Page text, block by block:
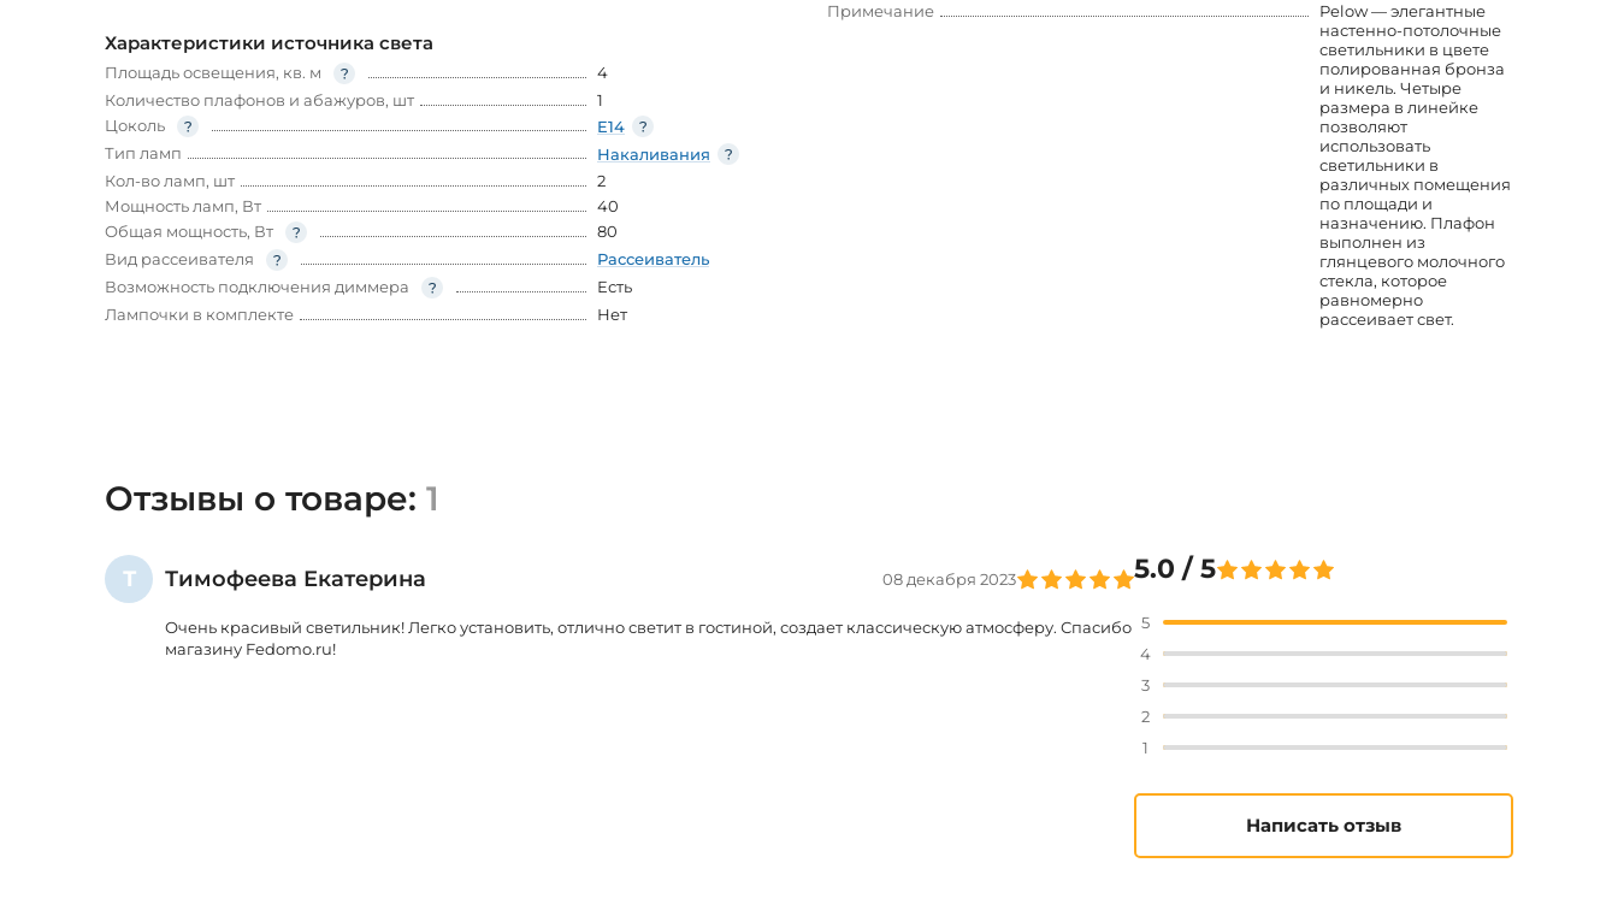
Характеристики источника света
Площадь освещения, кв. м
4
Количество плафонов и абажуров, шт
1
Цоколь
E14
Тип ламп
Накаливания
Кол-во ламп, шт
2
Мощность ламп, Вт
40
Общая мощность, Вт
80
Вид рассеивателя
Рассеиватель
Возможность подключения диммера
Есть
Лампочки в комплекте
Нет
Примечание
Pelow — элегантные
настенно-потолочные
светильники в цвете
полированная бронза
и никель. Четыре
размера в линейке
позволяют
использовать
светильники в
различных помещения
по площади и
назначению. Плафон
выполнен из
глянцевого молочного
стекла, которое
равномерно
рассеивает свет.
Отзывы о товаре: 1
Т Тимофеева Екатерина 08 декабря 2023
Очень красивый светильник! Легко установить, отлично светит в гостиной, создает классическую атмосферу. Спасибо
магазину Fedomo.ru!
5.0 / 5
5
4
3
2
1
Написать отзыв